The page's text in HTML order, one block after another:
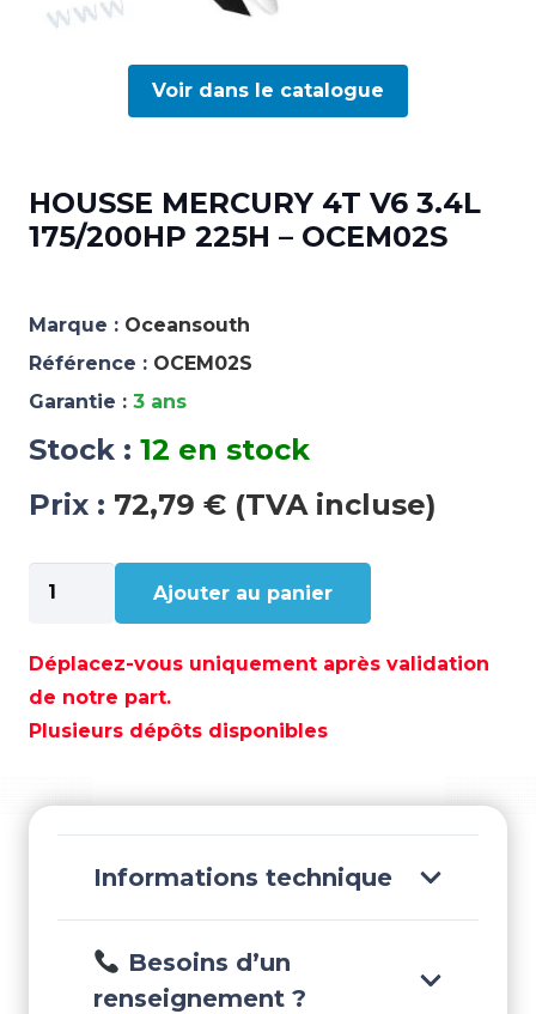
Voir dans le catalogue
HOUSSE MERCURY 4T V6 3.4L
175/200HP 225H – OCEM02S
Marque : Oceansouth
Référence : OCEM02S
Garantie : 3 ans
Stock : 12 en stock
Prix : 72,79 € (TVA incluse)
quantité
de
MERCURY
4T
V6
225H
Ajouter au panier
Déplacez-vous uniquement après validation
de notre part.
Plusieurs dépôts disponibles
Informations technique
Besoins d’un
renseignement ?